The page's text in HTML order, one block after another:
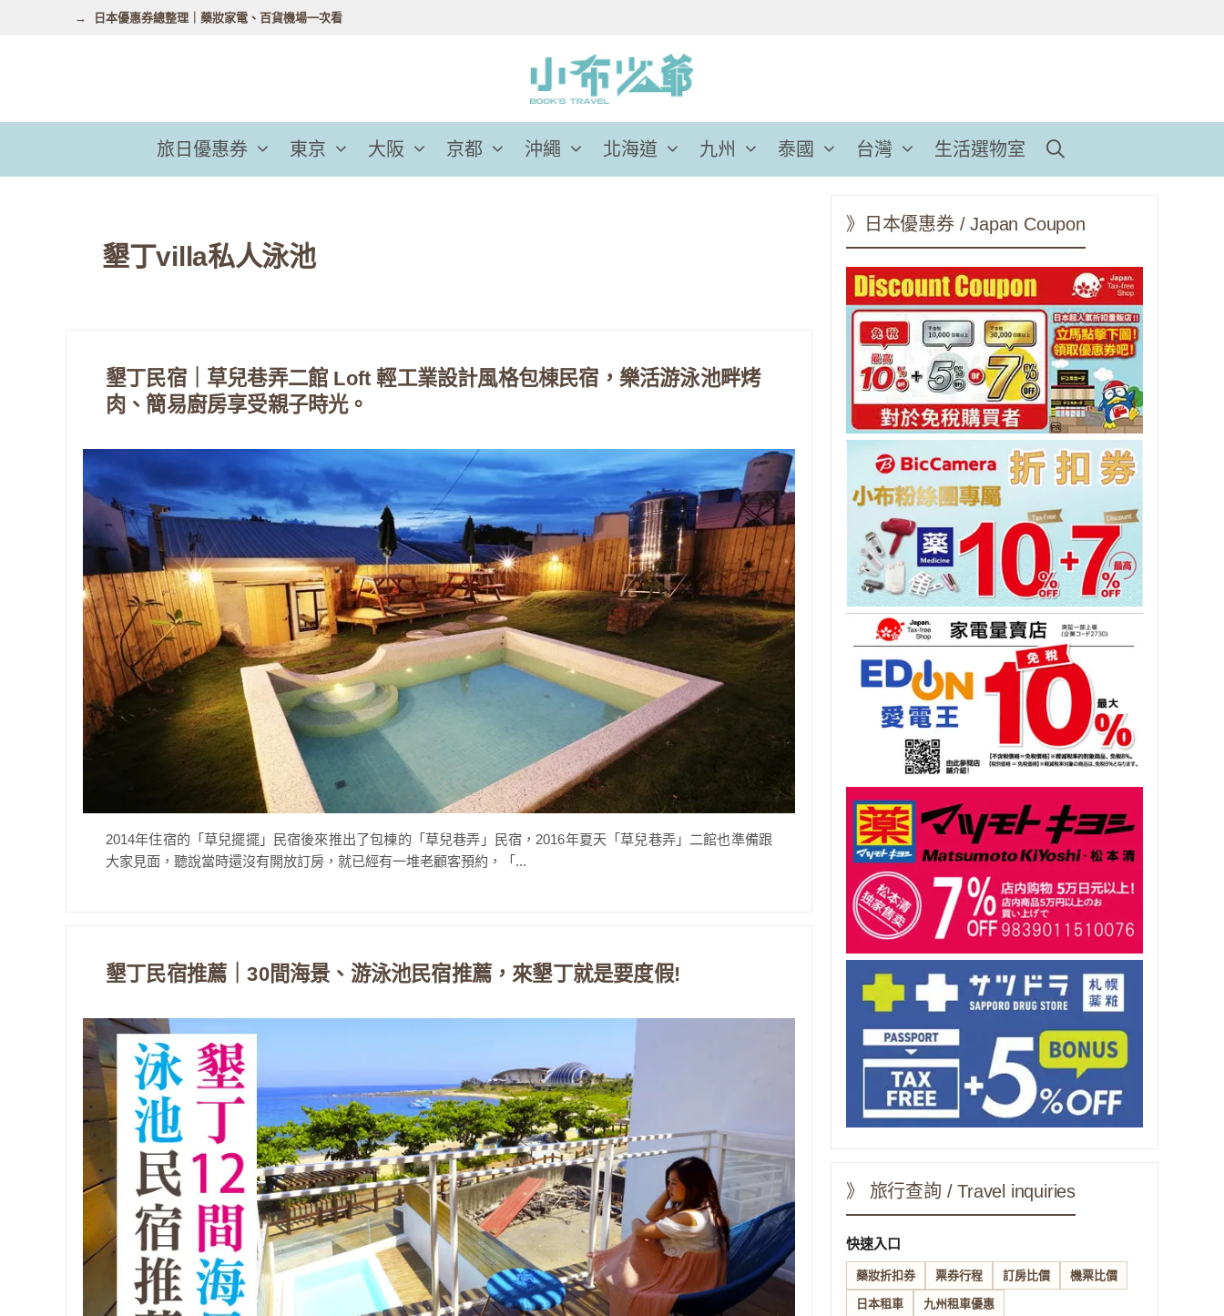
容
日本優惠券總整理｜藥妝家電、百貨機場一次看
旅日優惠券 東京 大阪 京都 沖繩 北海道 九州 泰國 台灣 生活選物室
墾丁villa私人泳池
墾丁民宿｜草兒巷弄二館 Loft 輕工業設計風格包棟民宿，樂活游泳池畔烤
肉、簡易廚房享受親子時光。
2014年住宿的「草兒擺擺」民宿後來推出了包棟的「草兒巷弄」民宿，2016年夏天「草兒巷弄」二館也準備跟
大家見面，聽說當時還沒有開放訂房，就已經有一堆老顧客預約，「...
墾丁民宿推薦｜30間海景、游泳池民宿推薦，來墾丁就是要度假!
》日本優惠券 / Japan Coupon
》 旅行查詢 / Travel inquiries
快速入口
藥妝折扣券 票券行程 訂房比價 機票比價
日本租車 九州租車優惠